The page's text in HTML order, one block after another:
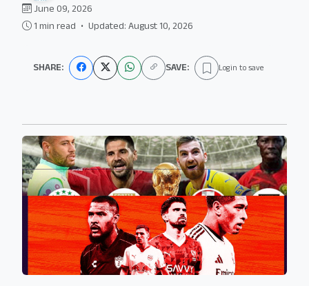
June 09, 2026
1 min read • Updated: August 10, 2026
SHARE: SAVE: Login to save